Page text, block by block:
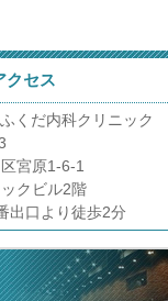
クセス
くだ内科クリニック
宮原1-6-1
クビル2階
出口より徒歩2分